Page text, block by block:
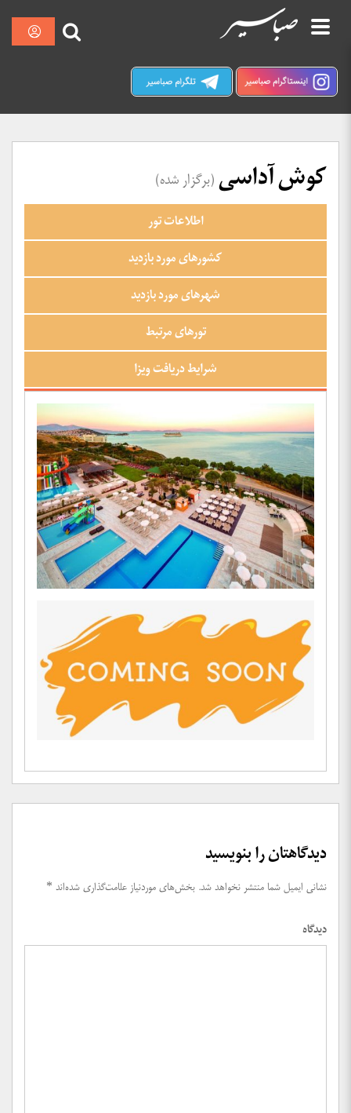
صبا سیر کرمان
کوش آداسی (برگزار شده)
اطلاعات تور
کشورهای مورد بازدید
شهرهای مورد بازدید
تورهای مرتبط
شرایط دریافت ویزا
دیدگاهتان را بنویسید
نشانی ایمیل شما منتشر نخواهد شد. بخش‌های موردنیاز علامت‌گذاری شده‌اند *
دیدگاه